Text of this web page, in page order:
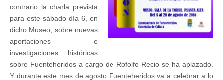
contrario la charla prevista
para este sábado día 6, en
dicho Museo, sobre nuevas
aportaciones e
investigaciones históricas
sobre Fuenteheridos a cargo de Rofolfo Recio se ha aplazado.
Y durante este mes de agosto Fuenteheridos va a celebrar a lo